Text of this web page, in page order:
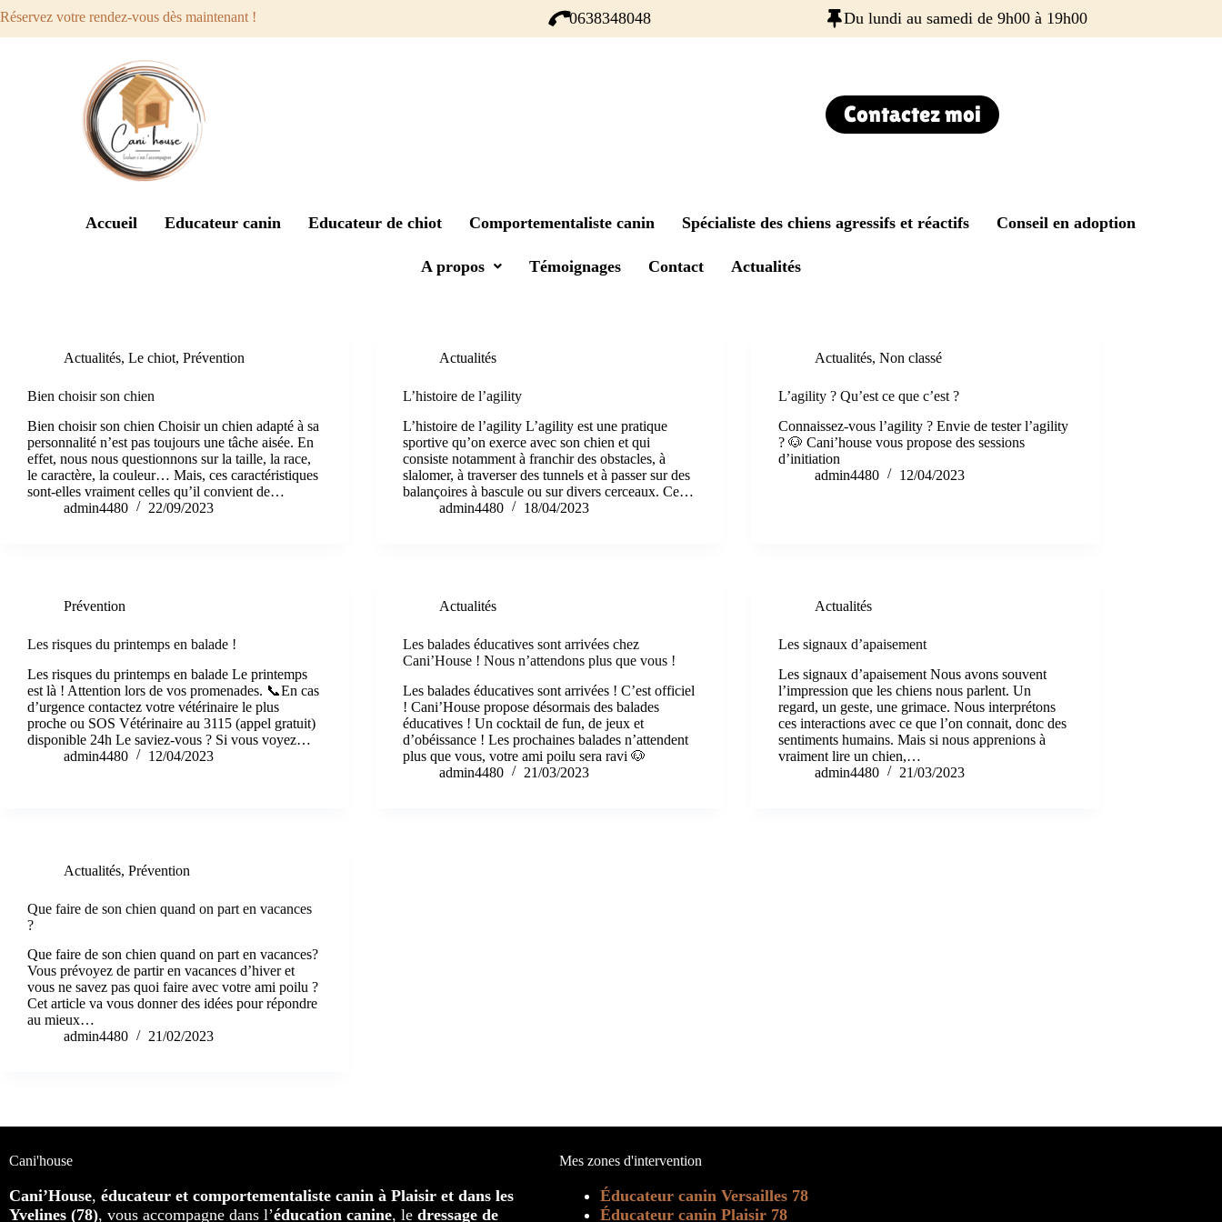
Réservez votre rendez-vous dès maintenant ! 0638348048 Du lundi au samedi de 9h00 à 19h00
Contactez moi
Accueil Educateur canin Educateur de chiot Comportementaliste canin Spécialiste des chiens agressifs et réactifs Conseil en adoption
A propos Témoignages Contact Actualités
Actualités, Le chiot, Prévention
Bien choisir son chien
Bien choisir son chien Choisir un chien adapté à sa
personnalité n’est pas toujours une tâche aisée. En
effet, nous nous questionnons sur la taille, la race,
le caractère, la couleur… Mais, ces caractéristiques
sont-elles vraiment celles qu’il convient de…
admin4480
22/09/2023
Actualités
L’histoire de l’agility
L’histoire de l’agility L’agility est une pratique
sportive qu’on exerce avec son chien et qui
consiste notamment à franchir des obstacles, à
slalomer, à traverser des tunnels et à passer sur des
balançoires à bascule ou sur divers cerceaux. Ce…
admin4480
18/04/2023
Actualités,Non classé
L’agility ? Qu’est ce que c’est ?
Connaissez-vous l’agility ? Envie de tester l’agility
? 🐶 Cani’house vous propose des sessions
d’initiation
admin4480
12/04/2023
Prévention
Les risques du printemps en balade !
Les risques du printemps en balade Le printemps
est là ! Attention lors de vos promenades. 📞En cas
d’urgence contactez votre vétérinaire le plus
proche ou SOS Vétérinaire au 3115 (appel gratuit)
disponible 24h Le saviez-vous ? Si vous voyez…
admin4480
12/04/2023
Actualités
Les balades éducatives sont arrivées chez
Cani’House ! Nous n’attendons plus que vous !
Les balades éducatives sont arrivées ! C’est officiel
! Cani’House propose désormais des balades
éducatives ! Un cocktail de fun, de jeux et
d’obéissance ! Les prochaines balades n’attendent
plus que vous, votre ami poilu sera ravi 🐶
admin4480
21/03/2023
Actualités
Les signaux d’apaisement
Les signaux d’apaisement Nous avons souvent
l’impression que les chiens nous parlent. Un
regard, un geste, une grimace. Nous interprétons
ces interactions avec ce que l’on connait, donc des
sentiments humains. Mais si nous apprenions à
vraiment lire un chien,…
admin4480
21/03/2023
Actualités, Prévention
Que faire de son chien quand on part en vacances
?
Que faire de son chien quand on part en vacances?
Vous prévoyez de partir en vacances d’hiver et
vous ne savez pas quoi faire avec votre ami poilu ?
Cet article va vous donner des idées pour répondre
au mieux…
admin4480
21/02/2023
Cani'house
Cani’House, éducateur et comportementaliste canin à Plaisir et dans les
Yvelines (78), vous accompagne dans l’éducation canine, le dressage de
Mes zones d'intervention
Éducateur canin Versailles 78
Éducateur canin Plaisir 78